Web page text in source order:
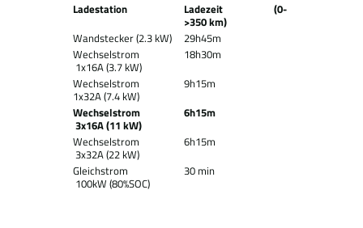
Ladestation
Ladezeit (0-
>350 km)
Wandstecker (2.3 kW)
29h45m
Wechselstrom
1x16A (3.7 kW)
18h30m
Wechselstrom
1x32A (7.4 kW)
9h15m
Wechselstrom
3x16A (11 kW)
6h15m
Wechselstrom
3x32A (22 kW)
6h15m
Gleichstrom
100kW (80%SOC)
30 min